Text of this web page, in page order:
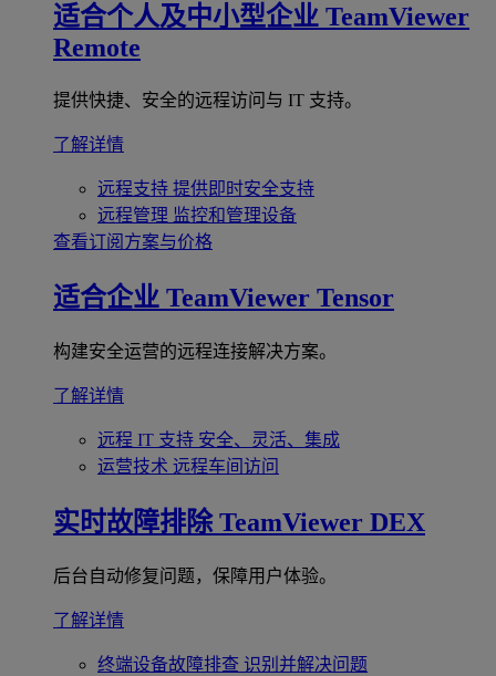
适合个人及中小型企业 TeamViewer
Remote
提供快捷、安全的远程访问与 IT 支持。
了解详情
远程支持 提供即时安全支持
远程管理 监控和管理设备
查看订阅方案与价格
适合企业 TeamViewer Tensor
构建安全运营的远程连接解决方案。
了解详情
远程 IT 支持 安全、灵活、集成
运营技术 远程车间访问
实时故障排除 TeamViewer DEX
后台自动修复问题，保障用户体验。
了解详情
终端设备故障排查 识别并解决问题